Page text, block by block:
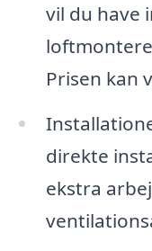
vil du have
Prisen kan
direkte
ekstra